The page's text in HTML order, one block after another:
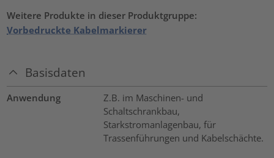
Weitere Produkte in dieser Produktgruppe:
Vorbedruckte Kabelmarkierer
Basisdaten
Anwendung
Z.B. im Maschinen- und
Schaltschrankbau,
Starkstromanlagenbau, für
Trassenführungen und Kabelschächte.